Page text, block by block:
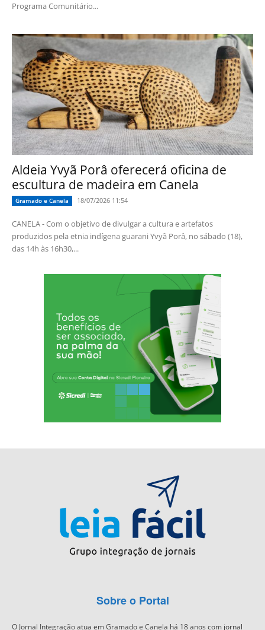
Programa Comunitário...
Aldeia Yvyã Porâ oferecerá oficina de
escultura de madeira em Canela
Gramado e Canela 18/07/2026 11:54
CANELA - Com o objetivo de divulgar a cultura e artefatos
produzidos pela etnia indígena guarani Yvyã Porâ, no sábado (18),
das 14h às 16h30,...
Sobre o Portal
O Jornal Integração atua em Gramado e Canela há 18 anos com jornal